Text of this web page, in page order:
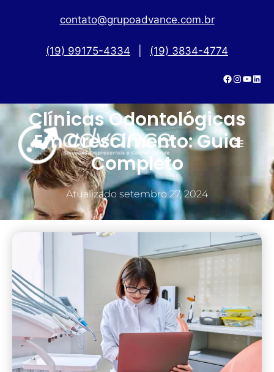
contato@grupoadvance.com.br
(19) 99175-4334 (19) 3834-4774
Controle Financeiro Para
Clínicas Odontológicas
Em Crescimento: Guia
Completo
Atualizado setembro 27, 2024